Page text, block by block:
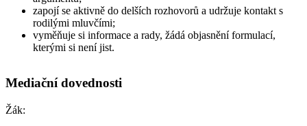
zapojí se aktivně do delších rozhovorů a udržuje kontakt s
rodilými mluvčími;
vyměňuje si informace a rady, žádá objasnění formulací,
kterými si není jist.
Mediační dovednosti
Žák: